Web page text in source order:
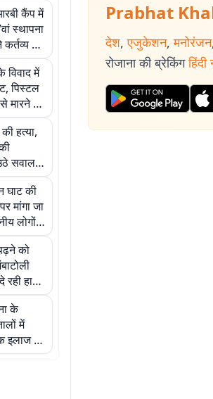
कैंप में
स्थापना
कर्तव्य के
बताया
विवाद में
पिस्टल
मारने की
हत्या,
सवाल;
जांच
घाट की
मांगा जा
लोगों ने
को
हादसे
के
में
इलाज की
दी
Prabhat
देश, एजुकेशन, मनोरंजन
रोजाना की ब्रेकिंग